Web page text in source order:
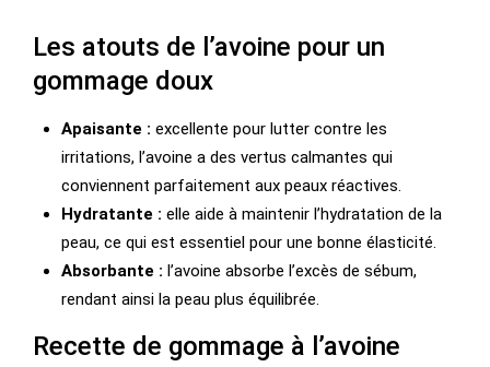
Les atouts de l’avoine pour un
gommage doux
Apaisante : excellente pour lutter contre les
irritations, l’avoine a des vertus calmantes qui
conviennent parfaitement aux peaux réactives.
Hydratante : elle aide à maintenir l’hydratation de la
peau, ce qui est essentiel pour une bonne élasticité.
Absorbante : l’avoine absorbe l’excès de sébum,
rendant ainsi la peau plus équilibrée.
Recette de gommage à l’avoine